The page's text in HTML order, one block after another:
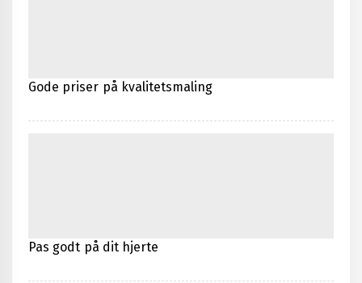
Gode priser på kvalitetsmaling
Pas godt på dit hjerte